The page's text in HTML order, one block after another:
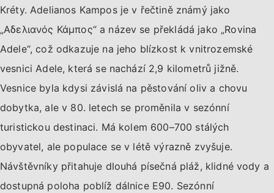
Kréty. Adelianos Kampos je v řečtině známý jako
„Αδελιανός Κάμπος“ a název se překládá jako „Rovina
Adele“, což odkazuje na jeho blízkost k vnitrozemské
vesnici Adele, která se nachází 2,9 kilometrů jižně.
Vesnice byla kdysi závislá na pěstování oliv a chovu
dobytka, ale v 80. letech se proměnila v sezónní
turistickou destinaci. Má kolem 600–700 stálých
obyvatel, ale populace se v létě výrazně zvyšuje.
Návštěvníky přitahuje dlouhá písečná pláž, klidné vody a
dostupná poloha poblíž dálnice E90. Sezónní